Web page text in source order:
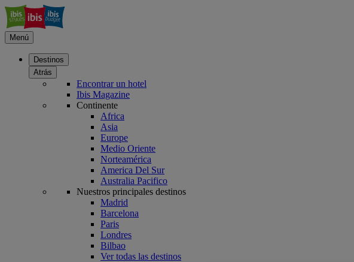
Menú
Destinos
Atrás
Encontrar un hotel
Ibis Magazine
Continente
Africa
Asia
Europe
Medio Oriente
Norteamérica
America Del Sur
Australia Pacifico
Nuestros principales destinos
Madrid
Barcelona
Paris
Londres
Bilbao
Ver todas las destinos